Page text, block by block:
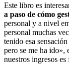
Este libro es
a paso de cómo
personal y a nivel
personal muchas
tenido esa
pero se me ha ido»,
nuestros ingresos